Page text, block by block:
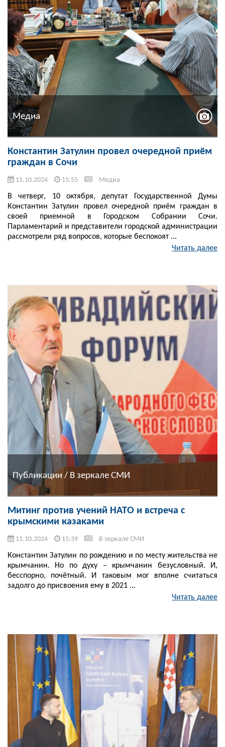
Медиа
Константин Затулин провел очередной приём
граждан в Сочи
11.10.2024 15:55 Медиа
В четверг, 10 октября, депутат Государственной Думы
Константин Затулин провел очередной приём граждан в
своей приемной в Городском Собрании Сочи.
Парламентарий и представители городской администрации
рассмотрели ряд вопросов, которые беспокоят ...
Читать далее
Публикации / В зеркале СМИ
Митинг против учений НАТО и встреча с
крымскими казаками
11.10.2024 15:39 В зеркале СМИ
Константин Затулин по рождению и по месту жительства не
крымчанин. Но по духу – крымчанин безусловный. И,
бесспорно, почётный. И таковым мог вполне считаться
задолго до присвоения ему в 2021 ...
Читать далее